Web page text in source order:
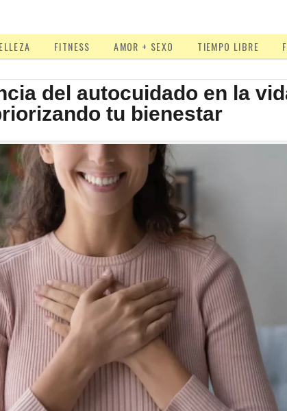
FITNESS AMOR + SEXO TIEMPO LIBRE
del autocuidado en la
tu bienestar